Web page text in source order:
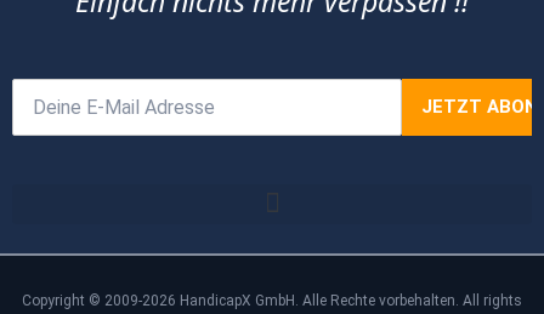
Copyright © 2009-2026 HandicapX GmbH. Alle Rechte vorbehalten. All rights